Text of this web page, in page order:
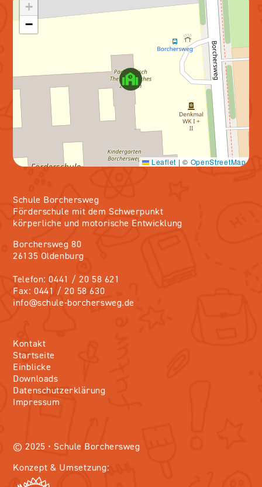
Schule Borchersweg
Förderschule mit dem Schwerpunkt
körperliche und motorische Entwicklung
Borchersweg 80
26135 Oldenburg
Telefon: 0441 / 20 58 621
Fax: 0441 / 20 58 630
info@schule-borchersweg.de
Kontakt
Startseite
Einblicke
Downloads
Datenschutzerklärung
Impressum
+
−
Leaflet | © OpenStreetMap
© 2025 • Schule Borchersweg
Konzept & Umsetzung: